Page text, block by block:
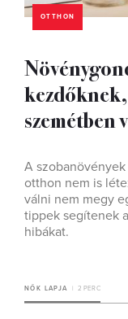
OTTHON
szemétben
A
otthon nem is
válni nem megy
tippek segítenek
hibákat.
NŐK LAPJA 2 PERC